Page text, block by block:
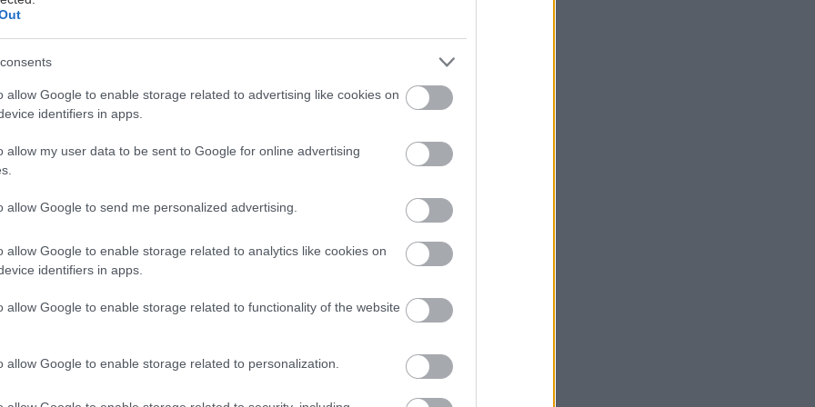
allow Google to enable storage related to advertising like cookies on
identifiers in apps.
allow my user data to be sent to Google for online advertising
allow Google to send me personalized advertising.
allow Google to enable storage related to analytics like cookies on
identifiers in apps.
allow Google to enable storage related to functionality of the website
allow Google to enable storage related to personalization.
θα βρεις κάποια στιγμή έναν άνθρωπο να σου πει, μετά από
τι ήταν αυτό που βρήκε σέξι πάνω σου την πρώτη φορά που σε
στις δέκα, θα εκπλαγείς από αυτό. Θα είναι κάτι εντελώς
το οποίο σε κορόιδευαν οι συμμαθητές σου στο σχολείο, κάτι που
ποτέ από το μυαλό ότι κάνεις, ή κάτι που θεωρούσες ελάττωμα.
τυχερούς εξ υμών, που δεν έχετε βρει ακόμα αυτόν που θα σας το
εμείς δέκα πράγματα που σε κάνουν σέξι χωρίς να το